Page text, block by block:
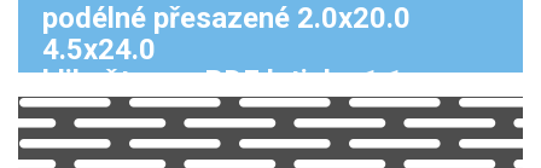
podélné přesazené 2.0x20.0
4.5x24.0
klikněte pro PDF k tisku 1:1